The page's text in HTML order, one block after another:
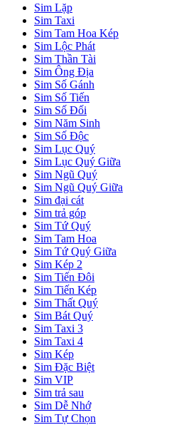
Sim Lặp
Sim Taxi
Sim Tam Hoa Kép
Sim Lộc Phát
Sim Thần Tài
Sim Ông Địa
Sim Số Gánh
Sim Số Tiến
Sim Số Đối
Sim Năm Sinh
Sim Số Độc
Sim Lục Quý
Sim Lục Quý Giữa
Sim Ngũ Quý
Sim Ngũ Quý Giữa
Sim đại cát
Sim trả góp
Sim Tứ Quý
Sim Tam Hoa
Sim Tứ Quý Giữa
Sim Kép 2
Sim Tiến Đôi
Sim Tiến Kép
Sim Thất Quý
Sim Bát Quý
Sim Taxi 3
Sim Taxi 4
Sim Kép
Sim Đặc Biệt
Sim VIP
Sim trả sau
Sim Dễ Nhớ
Sim Tự Chọn